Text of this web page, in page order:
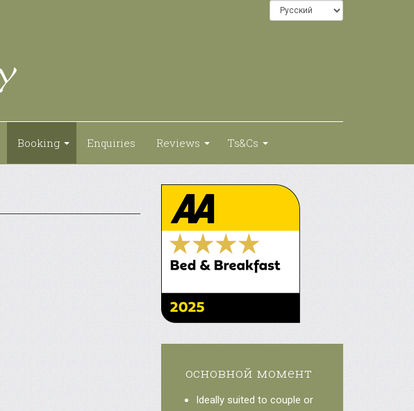
Booking Enquiries Reviews Ts&Cs
основной момент
Ideally suited to couple or